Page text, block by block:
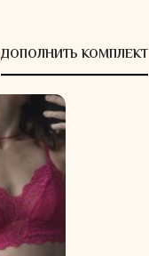
ДОПОЛНИТЬ КОМПЛЕКТ